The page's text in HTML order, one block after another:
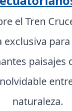
el Tren
exclusiva
paisajes
naturaleza.